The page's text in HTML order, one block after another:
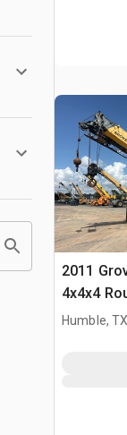
2011
4x4x4
Humble,